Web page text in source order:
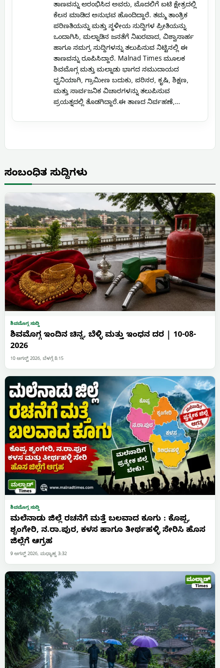
ತಾಣವನ್ನು ಆರಂಭಿಸಿದ ಅವರು, ಮೊದಲಿಗೆ ಐಟಿ ಕ್ಷೇತ್ರದಲ್ಲಿ
ಕೆಲಸ ಮಾಡಿದ ಅನುಭವ ಹೊಂದಿದ್ದಾರೆ. ತಮ್ಮ ತಾಂತ್ರಿಕ
ಪರಿಣತಿಯನ್ನು ಮತ್ತು ಸ್ಥಳೀಯ ಸುದ್ದಿಗಳ ಪ್ರೀತಿಯನ್ನು
ಒಂದಾಗಿಸಿ, ಮಲ್ನಾಡಿನ ಜನತೆಗೆ ನಿಖರವಾದ, ವಿಶ್ವಾಸಾರ್ಹ
ಹಾಗೂ ಸಮಗ್ರ ಸುದ್ದಿಗಳನ್ನು ತಲುಪಿಸುವ ನಿಟ್ಟಿನಲ್ಲಿ ಈ
ತಾಣವನ್ನು ರೂಪಿಸಿದ್ದಾರೆ. Malnad Times ಮೂಲಕ
ಶಿವಮೊಗ್ಗ ಮತ್ತು ಮಲ್ನಾಡು ಭಾಗದ ಸಮುದಾಯದ
ಧ್ವನಿಯಾಗಿ, ಗ್ರಾಮೀಣ ಬದುಕು, ಪರಿಸರ, ಕೃಷಿ, ಶಿಕ್ಷಣ,
ಮತ್ತು ಸಾರ್ವಜನಿಕ ವಿಚಾರಗಳನ್ನು ತಲುಪಿಸುವ
ಪ್ರಯತ್ನದಲ್ಲಿ ತೊಡಗಿದ್ದಾರೆ.ಈ ತಾಣದ ನಿರ್ವಹಣೆ,…
ಸಂಬಂಧಿತ ಸುದ್ದಿಗಳು
ಶಿವಮೊಗ್ಗ ಸುದ್ದಿ
ಶಿವಮೊಗ್ಗ ಇಂದಿನ ಚಿನ್ನ, ಬೆಳ್ಳಿ ಮತ್ತು ಇಂಧನ ದರ | 10-08-
2026
10 ಆಗಸ್ಟ್ 2026, ಬೆಳಗ್ಗೆ 8:15
ಶಿವಮೊಗ್ಗ ಸುದ್ದಿ
ಮಲೆನಾಡು ಜಿಲ್ಲೆ ರಚನೆಗೆ ಮತ್ತೆ ಬಲವಾದ ಕೂಗು : ಕೊಪ್ಪ,
ಶೃಂಗೇರಿ, ನ.ರಾ.ಪುರ, ಕಳಸ ಹಾಗೂ ತೀರ್ಥಹಳ್ಳಿ ಸೇರಿಸಿ ಹೊಸ
ಜಿಲ್ಲೆಗೆ ಆಗ್ರಹ
9 ಆಗಸ್ಟ್ 2026, ಮಧ್ಯಾಹ್ನ 3:32